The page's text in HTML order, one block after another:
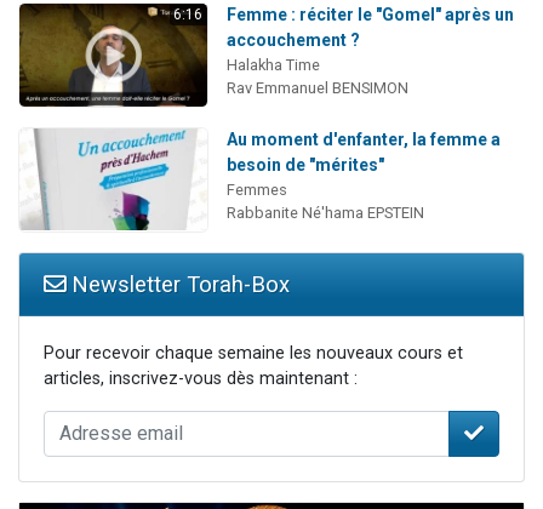
6:16
Femme : réciter le "Gomel" après un
accouchement ?
Halakha Time
Rav Emmanuel BENSIMON
Au moment d'enfanter, la femme a
besoin de "mérites"
Femmes
Rabbanite Né'hama EPSTEIN
Newsletter Torah-Box
Pour recevoir chaque semaine les nouveaux cours et
articles, inscrivez-vous dès maintenant :